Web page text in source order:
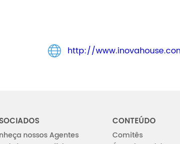
http://
nossos Agentes
CONTEÚDO
Comitês